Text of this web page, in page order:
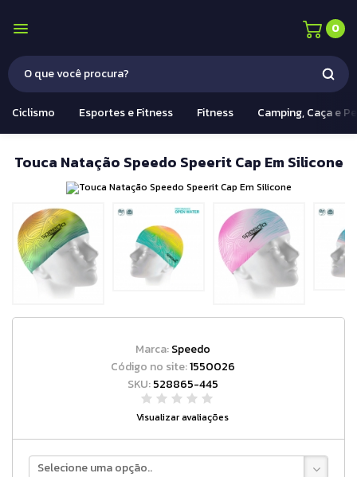
0
Ciclismo Esportes e Fitness Fitness Camping, Caça e
Touca Natação Speedo Speerit Cap Em Silicone
Marca:Speedo
Código no site:1550026
SKU:528865-445
Visualizar avaliações
Selecione uma opção..